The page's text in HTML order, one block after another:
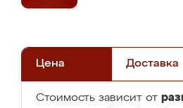
Цена Доставка
Стоимость зависит от